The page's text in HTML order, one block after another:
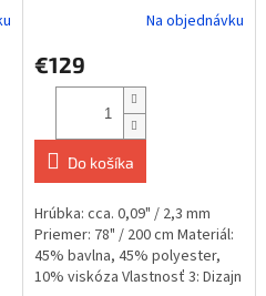
Na objednávku
€129
Do košíka
Hrúbka: cca. 0,09" / 2,3 mm
Priemer: 78" / 200 cm Materiál:
45% bavlna, 45% polyester,
10% viskóza Vlastnosť 3: Dizajn